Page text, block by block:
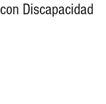
con Discapacidad